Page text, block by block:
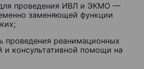
проведения ИВЛ и ЭКМО —
заменяющей функции
проведения реанимационных
и консультативной помощи на